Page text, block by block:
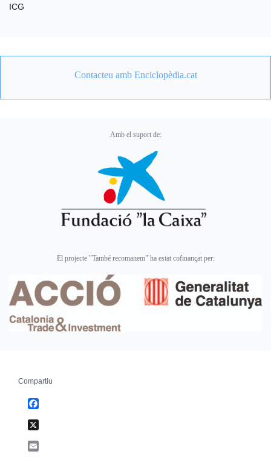
ICG
Contacteu amb Enciclopèdia.cat
Amb el suport de:
El projecte "També recomanem" ha estat cofinançat per:
Compartiu